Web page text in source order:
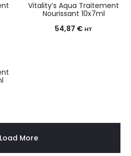
Vitality’s Aqua Traitement
Nourissant 10x7ml
54,87 € HT
Load More